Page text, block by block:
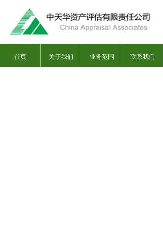
首页 关于我们 业务范围 联系我们